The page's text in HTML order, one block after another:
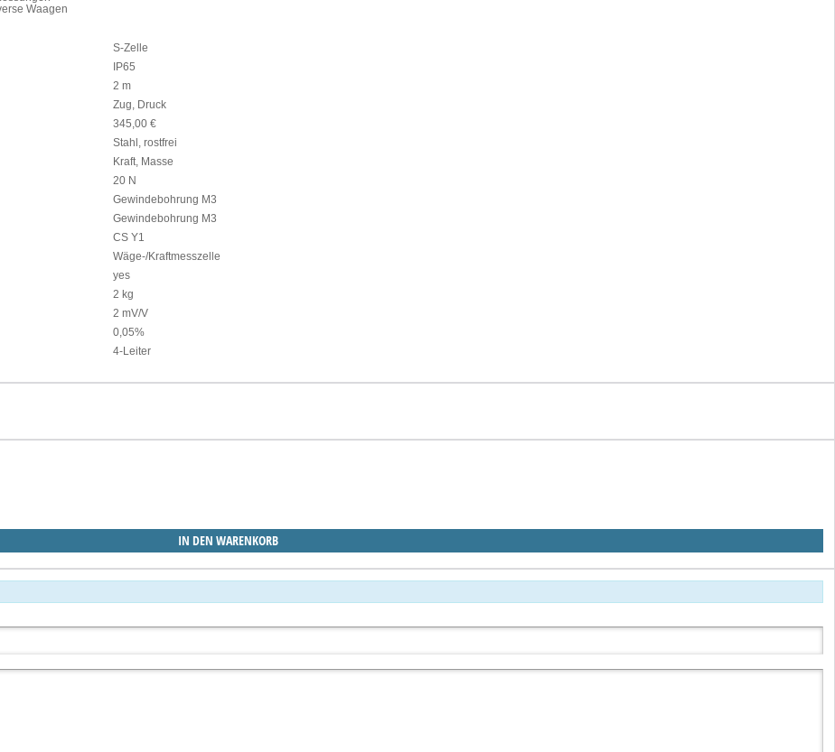
Waagen
S-Zelle
IP65
2 m
Zug, Druck
345,00 €
Stahl, rostfrei
Kraft, Masse
20 N
Gewindebohrung M3
Gewindebohrung M3
CS Y1
Wäge-/Kraftmesszelle
yes
2 kg
2 mV/V
0,05%
4-Leiter